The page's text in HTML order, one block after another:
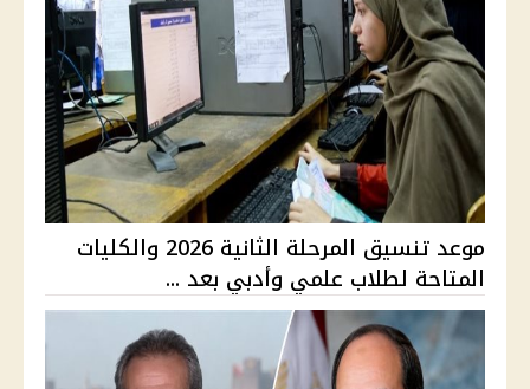
موعد تنسيق المرحلة الثانية 2026 والكليات
المتاحة لطلاب علمي وأدبي بعد ...